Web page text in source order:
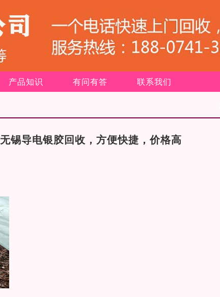
产品知识 有问有答 联系我们
无锡导电银胶回收，方便快捷，价格高